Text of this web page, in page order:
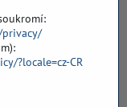
privacy/
?locale=cz-CR